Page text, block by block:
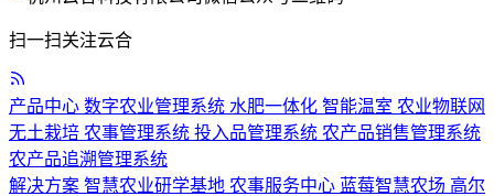
扫一扫关注云合
产品中心 数字农业管理系统 水肥一体化 智能温室 农业物联网
无土栽培 农事管理系统 投入品管理系统 农产品销售管理系统
农产品追溯管理系统
解决方案 智慧农业研学基地 农事服务中心 蓝莓智慧农场 高尔